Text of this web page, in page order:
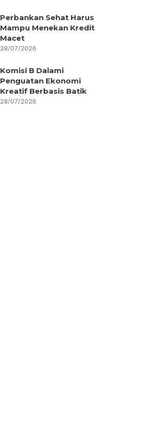
Perbankan Sehat Harus
Mampu Menekan Kredit
Macet
28/07/2026
Komisi B Dalami
Penguatan Ekonomi
Kreatif Berbasis Batik
28/07/2026